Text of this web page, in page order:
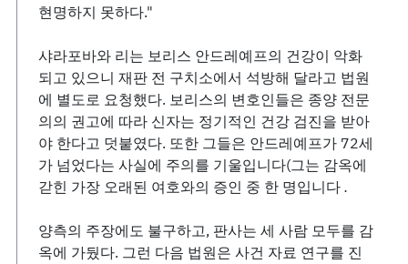
현명하지 못하다."
샤라포바와 리는 보리스 안드레예프의 건강이 악화
되고 있으니 재판 전 구치소에서 석방해 달라고 법원
에 별도로 요청했다. 보리스의 변호인들은 종양 전문
의의 권고에 따라 신자는 정기적인 건강 검진을 받아
야 한다고 덧붙였다. 또한 그들은 안드레예프가 72세
가 넘었다는 사실에 주의를 기울입니다(그는 감옥에
갇힌 가장 오래된 여호와의 증인 중 한 명입니다 .
양측의 주장에도 불구하고, 판사는 세 사람 모두를 감
옥에 가뒀다. 그런 다음 법원은 사건 자료 연구를 진